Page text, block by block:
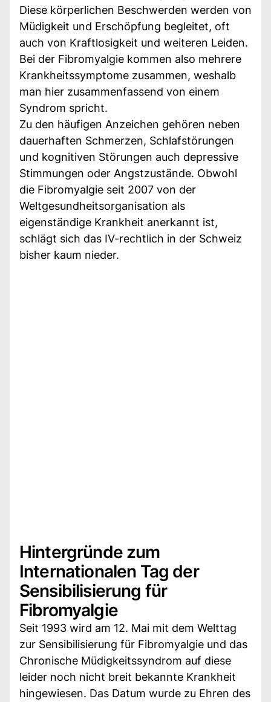
Diese körperlichen Beschwerden werden von
Müdigkeit und Erschöpfung begleitet, oft
auch von Kraftlosigkeit und weiteren Leiden.
Bei der Fibromyalgie kommen also mehrere
Krankheitssymptome zusammen, weshalb
man hier zusammenfassend von einem
Syndrom spricht.
Zu den häufigen Anzeichen gehören neben
dauerhaften Schmerzen, Schlafstörungen
und kognitiven Störungen auch depressive
Stimmungen oder Angstzustände. Obwohl
die Fibromyalgie seit 2007 von der
Weltgesundheitsorganisation als
eigenständige Krankheit anerkannt ist,
schlägt sich das IV-rechtlich in der Schweiz
bisher kaum nieder.
Hintergründe zum
Internationalen Tag der
Sensibilisierung für
Fibromyalgie
Seit 1993 wird am 12. Mai mit dem Welttag
zur Sensibilisierung für Fibromyalgie und das
Chronische Müdigkeitssyndrom auf diese
leider noch nicht breit bekannte Krankheit
hingewiesen. Das Datum wurde zu Ehren des